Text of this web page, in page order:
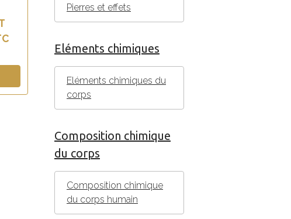
Pierres et effets
Eléments chimiques
Eléments chimiques du
corps
Composition chimique
du corps
Composition chimique
du corps humain